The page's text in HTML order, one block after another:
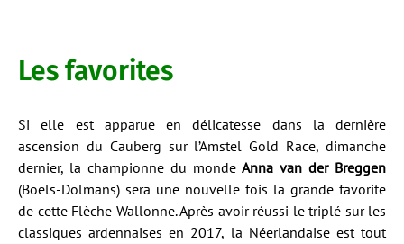
Les favorites
Si elle est apparue en délicatesse dans la dernière
ascension du Cauberg sur l’Amstel Gold Race, dimanche
dernier, la championne du mondeAnna van der Breggen
(Boels-Dolmans) sera une nouvelle fois la grande favorite
de cette Flèche Wallonne. Après avoir réussi le triplé sur les
classiques ardennaises en 2017, la Néerlandaise est tout